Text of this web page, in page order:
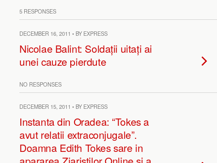
5 RESPONSES
DECEMBER 16, 2011 • BY EXPRESS
Nicolae Balint: Soldații uitați ai
unei cauze pierdute
NO RESPONSES
DECEMBER 15, 2011 • BY EXPRESS
Instanta din Oradea: “Tokes a
avut relatii extraconjugale”.
Doamna Edith Tokes sare in